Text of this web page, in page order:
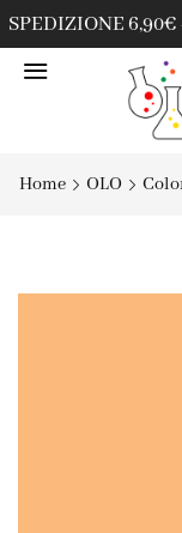
SPEDIZIONE
Home OLO